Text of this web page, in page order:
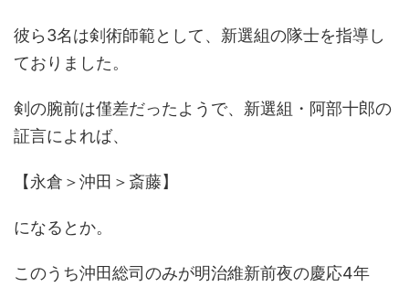
彼ら3名は剣術師範として、新選組の隊士を指導し
ておりました。
剣の腕前は僅差だったようで、新選組・阿部十郎の
証言によれば、
【永倉＞沖田＞斎藤】
になるとか。
このうち沖田総司のみが明治維新前夜の慶応4年